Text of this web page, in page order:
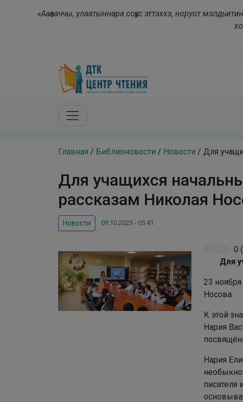
«Ааҕааччы, улаатыннара соҕус эттэххэ, норуот
Главная / Библионовости / Новости / Для
Для учащихся
рассказам Николая
Новости 09.10.2023 - 05:41
0 (
Для
23
Носова.
К этой
Нария
Нария
писателя